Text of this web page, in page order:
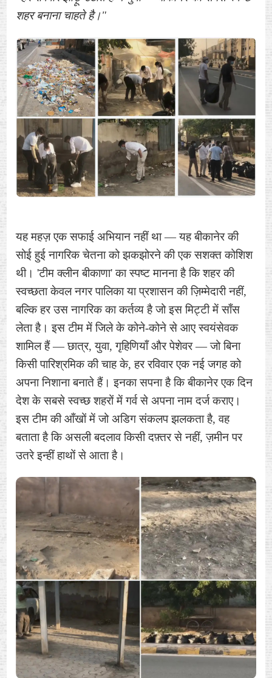
शहर बनाना चाहते है।"
यह महज़ एक सफाई अभियान नहीं था — यह बीकानेर की
सोई हुई नागरिक चेतना को झकझोरने की एक सशक्त कोशिश
थी। 'टीम क्लीन बीकाणा' का स्पष्ट मानना है कि शहर की
स्वच्छता केवल नगर पालिका या प्रशासन की ज़िम्मेदारी नहीं,
बल्कि हर उस नागरिक का कर्तव्य है जो इस मिट्टी में साँस
लेता है। इस टीम में जिले के कोने-कोने से आए स्वयंसेवक
शामिल हैं — छात्र, युवा, गृहिणियाँ और पेशेवर — जो बिना
किसी पारिश्रमिक की चाह के, हर रविवार एक नई जगह को
अपना निशाना बनाते हैं। इनका सपना है कि बीकानेर एक दिन
देश के सबसे स्वच्छ शहरों में गर्व से अपना नाम दर्ज कराए।
इस टीम की आँखों में जो अडिग संकलप झलकता है, वह
बताता है कि असली बदलाव किसी दफ़्तर से नहीं, ज़मीन पर
उतरे इन्हीं हाथों से आता है।